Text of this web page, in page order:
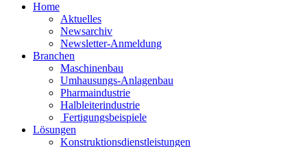
Home
Aktuelles
Newsarchiv
Newsletter-Anmeldung
Branchen
Maschinenbau
Umhausungs-Anlagenbau
Pharmaindustrie
Halbleiterindustrie
Fertigungsbeispiele
Lösungen
Konstruktionsdienstleistungen